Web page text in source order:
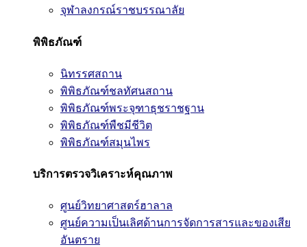
จุฬาลงกรณ์ราชบรรณาลัย
พิพิธภัณฑ์
นิทรรศสถาน
พิพิธภัณฑ์ชลทัศนสถาน
พิพิธภัณฑ์พระจุฑาธุชราชฐาน
พิพิธภัณฑ์พืชมีชีวิต
พิพิธภัณฑ์สมุนไพร
บริการตรวจวิเคราะห์คุณภาพ
ศูนย์วิทยาศาสตร์ฮาลาล
ศูนย์ความเป็นเลิศด้านการจัดการสารและของเสีย
อันตราย